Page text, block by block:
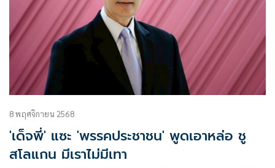
8 พฤศจิกายน 2568
'เด็จพี่' แซะ 'พรรคประชาชน' พูดเอาหล่อ ชู
สโลแกน มีเราไม่มีเทา